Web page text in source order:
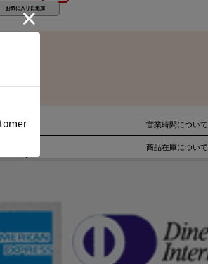
営業時間について
商品在庫について